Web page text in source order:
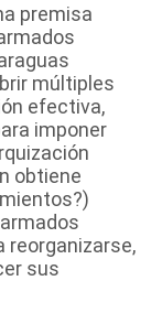
premisa
múltiples
efectiva,
imponer
obtiene
reorganizarse,
sus